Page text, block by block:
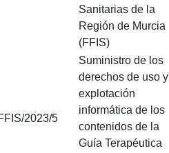
Sanitarias de la
Región de Murcia
(FFIS)
2023/5
Suministro de los
derechos de uso y
explotación
informática de los
contenidos de la
Guía Terapéutica